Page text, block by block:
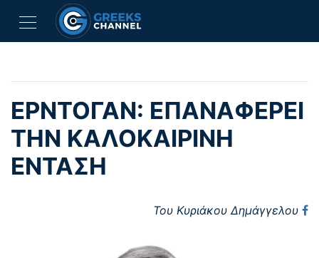
ΕΡΝΤΟΓΑΝ: ΕΠΑΝΑΦΕΡΕΙ
ΤΗΝ ΚΑΛΟΚΑΙΡΙΝΗ
ΕΝΤΑΣΗ
Του Κυριάκου Δημάγγελου